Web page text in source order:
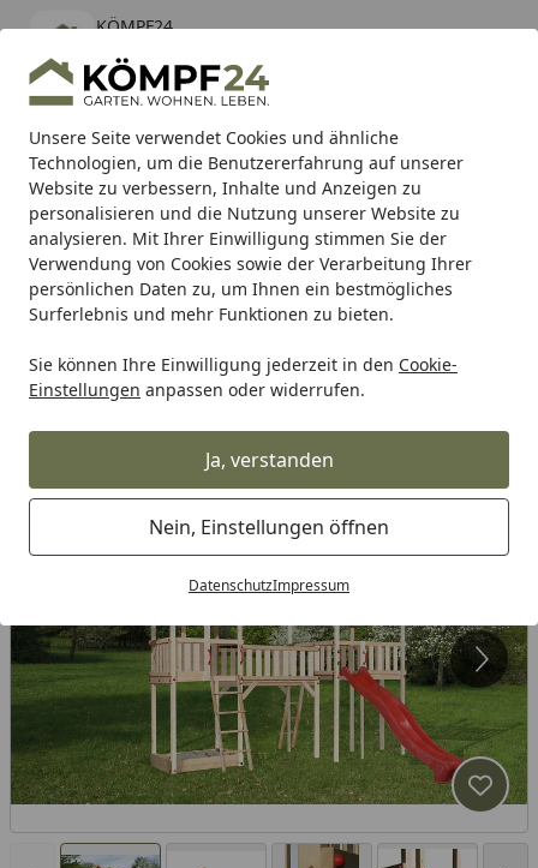
Unsere Seite verwendet Cookies und ähnliche
Technologien, um die Benutzererfahrung auf unserer
Website zu verbessern, Inhalte und Anzeigen zu
personalisieren und die Nutzung unserer Website zu
analysieren. Mit Ihrer Einwilligung stimmen Sie der
Verwendung von Cookies sowie der Verarbeitung Ihrer
persönlichen Daten zu, um Ihnen ein bestmögliches
Surferlebnis und mehr Funktionen zu bieten.
Sie können Ihre Einwilligung jederzeit in den Cookie-
Einstellungen anpassen oder widerrufen.
Ja, verstanden
Nein, Einstellungen öffnen
DatenschutzImpressum
KÖMPF24
kostenlos - Im App Store
Hotline
Alle Produkte
Mein Konto
Suchen
Karibu Pools inkl. gratis Sandfilteranlage & Pool-
Starterset (Gesamtwert bis 468,99€)
Startseite
Freizeit & Sport Kinderspielgeräte & Spielzeuge
Weka Tabaluga Spielelandschaft